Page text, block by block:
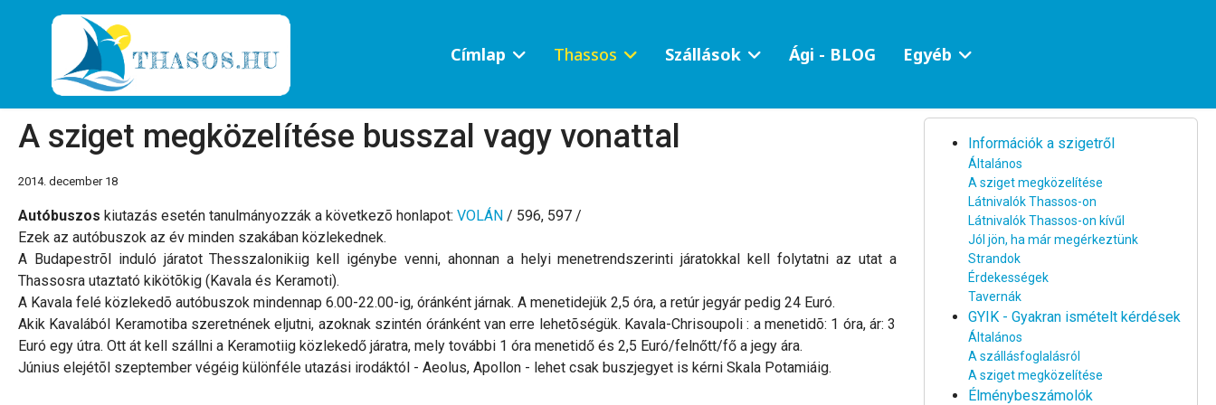
Címlap Thassos Szállások Ági - BLOG Egyéb
A sziget megközelítése busszal vagy vonattal
2014. december 18
Autóbuszos kiutazás esetén tanulmányozzák a következõ honlapot: VOLÁN / 596, 597 /
Ezek az autóbuszok az év minden szakában közlekednek.
A Budapestrõl induló járatot Thesszalonikiig kell igénybe venni, ahonnan a helyi menetrendszerinti járatokkal kell folytatni az utat a
Thassosra utaztató kikötõkig (Kavala és Keramoti).
A Kavala felé közlekedõ autóbuszok mindennap 6.00-22.00-ig, óránként járnak. A menetidejük 2,5 óra, a retúr jegyár pedig 24 Euró.
Akik Kavalából Keramotiba szeretnének eljutni, azoknak szintén óránként van erre lehetõségük. Kavala-Chrisoupoli : a menetidõ: 1 óra, ár: 3
Euró egy útra. Ott át kell szállni a Keramotiig közlekedő járatra, mely további 1 óra menetidő és 2,5 Euró/felnőtt/fő a jegy ára.
Június elejétõl szeptember végéig különféle utazási irodáktól - Aeolus, Apollon - lehet csak buszjegyet is kérni Skala Potamiáig.
Információk a szigetről
Általános
A sziget megközelítése
Látnivalók Thassos-on
Látnivalók Thassos-on kívűl
Jól jön, ha már megérkeztünk
Strandok
Érdekességek
Tavernák
GYIK - Gyakran ismételt kérdések
Általános
A szállásfoglalásról
A sziget megközelítése
Élménybeszámolók